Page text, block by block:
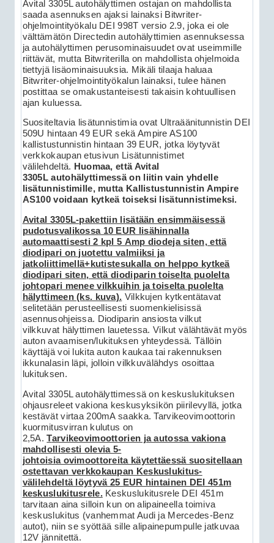
Avital 3305L autohälyttimen ostajan on mahdollista
saada asennuksen ajaksi lainaksi Bitwriter-
ohjelmointityökalu DEI 998T versio 2.9, joka ei ole
välttämätön Directedin autohälyttimien asennuksessa
ja autohälyttimen perusominaisuudet ovat useimmille
riittävät, mutta Bitwriterilla on mahdollista ohjelmoida
tiettyjä lisäominaisuuksia. Mikäli tilaaja haluaa
Bitwriter-ohjelmointityökalun lainaksi, tulee hänen
postittaa se omakustanteisesti takaisin kohtuullisen
ajan kuluessa.
Suositeltavia lisätunnistimia ovat Ultraäänitunnistin DEI
509U hintaan 49 EUR sekä Ampire AS100
kallistustunnistin hintaan 39 EUR, jotka löytyvät
verkkokaupan etusivun Lisätunnistimet
välilehdeltä. Huomaa, että Avital
3305L autohälyttimessä on liitin vain yhdelle
lisätunnistimille, mutta Kallistustunnistin Ampire
AS100 voidaan kytkeä toiseksi lisätunnistimeksi.
Avital 3305L-pakettiin lisätään ensimmäisessä
pudotusvalikossa 10 EUR lisähinnalla
automaattisesti 2 kpl 5 Amp diodeja siten, että
diodipari on juotettu valmiiksi ja
jatkoliittimellä+kutistesukalla on helppo kytkeä
diodipari siten, että diodiparin toiselta puolelta
johtopari menee vilkkuihin ja toiselta puolelta
hälyttimeen (ks. kuva). Vilkkujen kytkentätavat
selitetään perusteellisesti suomenkielisissä
asennusohjeissa. Diodiparin ansiosta vilkut
vilkkuvat hälyttimen lauetessa. Vilkut välähtävät myös
auton avaamisen/lukituksen yhteydessä. Tällöin
käyttäjä voi lukita auton kaukaa tai rakennuksen
ikkunalasin läpi, jolloin vilkkuvälähdys osoittaa
lukituksen.
Avital 3305L autohälyttimessä on keskuslukituksen
ohjausreleet vakiona keskusyksikön piirilevyllä, jotka
kestävät virtaa 200mA saakka. Tarvikeovimoottorin
kuormitusvirran kulutus on
2,5A.Tarvikeovimoottorien ja autossa vakiona
mahdollisesti olevia 5-
johtoisia ovimoottoreita käytettäessä suositellaan
ostettavan verkkokaupan Keskuslukitus-
välilehdeltä löytyvä 25 EUR hintainen DEI 451m
keskuslukitusrele.Keskuslukitusrele DEI 451m
tarvitaan aina silloin kun on alipaineella toimiva
keskuslukitus (vanhemmat Audi ja Mercedes-Benz
autot), niin se syöttää sille alipainepumpulle jatkuvaa
12V jännitettä.